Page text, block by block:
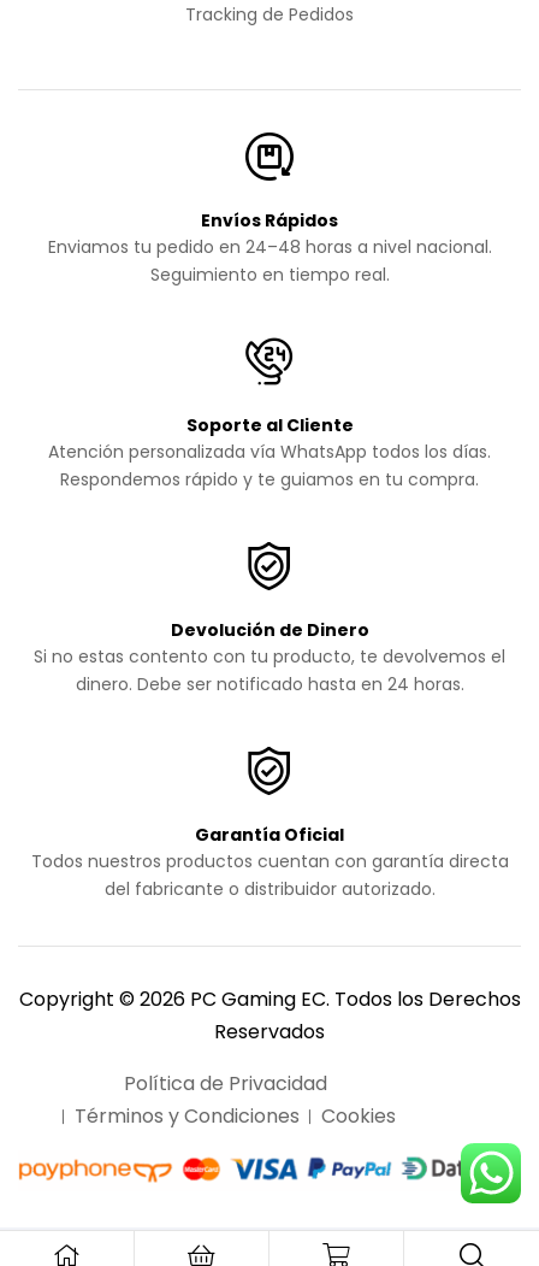
Tracking de Pedidos
Envíos Rápidos
Enviamos tu pedido en 24–48 horas a nivel nacional.
Seguimiento en tiempo real.
Soporte al Cliente
Atención personalizada vía WhatsApp todos los días.
Respondemos rápido y te guiamos en tu compra.
Devolución de Dinero
Si no estas contento con tu producto, te devolvemos el
dinero. Debe ser notificado hasta en 24 horas.
Garantía Oficial
Todos nuestros productos cuentan con garantía directa
del fabricante o distribuidor autorizado.
Copyright © 2026 PC Gaming EC. Todos los Derechos
Reservados
Política de Privacidad
Términos y Condiciones
Cookies